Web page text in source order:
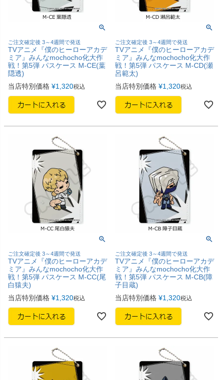
ご注文確定後 3～4週間で発送
TVアニメ『僕のヒーローアカデ
ミア』みんなmochocho化大作
戦！第5弾 パスケース M-CE(葉
隠透)
当店特別価格 ¥1,320税込
ご注文確定後 3～4週間で発送
TVアニメ『僕のヒーローアカデ
ミア』みんなmochocho化大作
戦！第5弾 パスケース M-CD(瀬
呂範太)
当店特別価格 ¥1,320税込
ご注文確定後 3～4週間で発送
TVアニメ『僕のヒーローアカデ
ミア』みんなmochocho化大作
戦！第5弾 パスケース M-CC(尾
白猿夫)
当店特別価格 ¥1,320税込
ご注文確定後 3～4週間で発送
TVアニメ『僕のヒーローアカデ
ミア』みんなmochocho化大作
戦！第5弾 パスケース M-CB(障
子目蔵)
当店特別価格 ¥1,320税込